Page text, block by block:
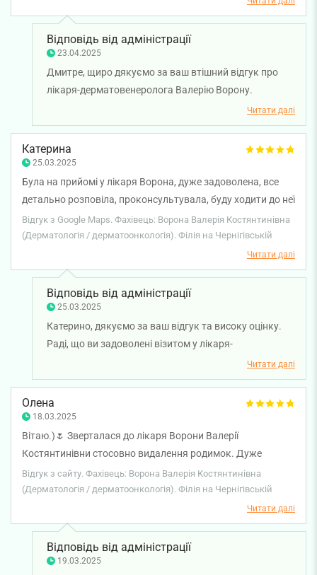
Відповідь від адміністрації
23.04.2025
Дмитре, щиро дякуємо за ваш втішний відгук про
лікаря-дерматовенеролога Валерію Ворону.
Читати далі
Катерина
25.03.2025
Була на прийомі у лікаря Ворона, дуже задоволена, все
детально розповіла, проконсультувала, буду ходити до неї
ще. Рекомендую однозначно!
Відгук з Google Maps. Фахівець: Ворона Валерія Костянтинівна
(Дерматологія / дерматоонкологія). Філія на Чернігівській
Читати далі
Відповідь від адміністрації
25.03.2025
Катерино, дякуємо за ваш відгук та високу оцінку.
Раді, що ви задоволені візитом у лікаря-
дерматовенеролога Валерію Ворону. Бажаємо вам
міцного здоров'я!
Читати далі
Олена
18.03.2025
Вітаю.)🌷 Зверталася до лікаря Ворони Валерії
Костянтинівни стосовно видалення родимок. Дуже
переживала та хвилювалася, так як робила це вперше.
Але лікар настільки заспокоювала, викликала довіру до
себе, та стільки разів уточнювала чи нормально я себе
почуваю чи все добре, що я забула, чому прийшла.) Було
відчуття, ніби мене просто поносили на руках.☺️ Тепер
тільки чекаю результати гістології та дуже сподіваюся, що
Відгук з сайту. Фахівець: Ворона Валерія Костянтинівна
(Дерматологія / дерматоонкологія). Філія на Чернігівській
Читати далі
Відповідь від адміністрації
19.03.2025